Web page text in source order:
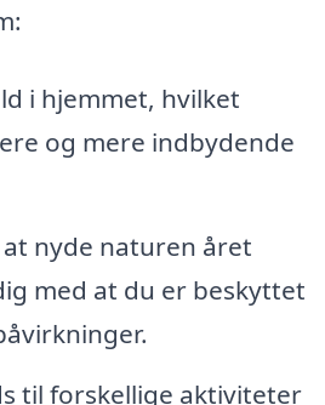
i hjemmet, hvilket
og mere indbydende
nyde naturen året
med at du er beskyttet
til forskellige aktiviteter